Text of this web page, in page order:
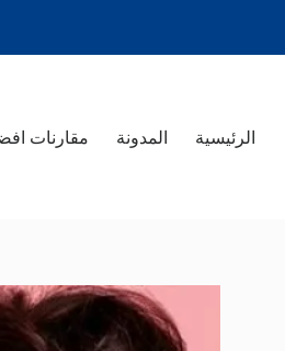
الرئيسية المدونة مقارنات